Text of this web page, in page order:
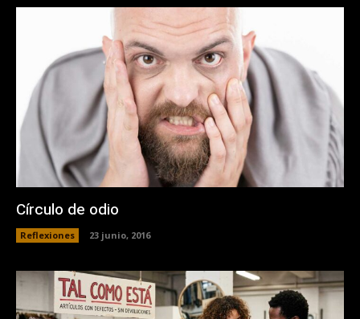
Círculo de odio
Reflexiones 23 junio, 2016